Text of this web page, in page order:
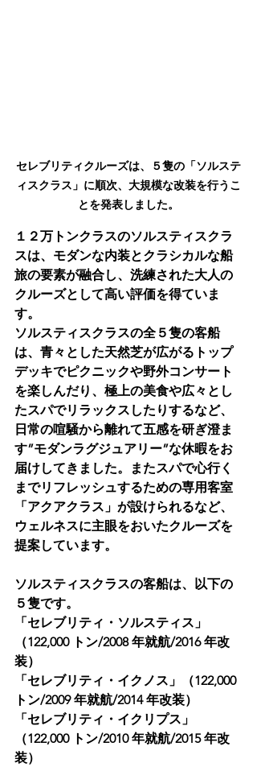
セレブリティクルーズは、５隻の「ソルステ
ィスクラス」に順次、大規模な改装を行うこ
とを発表しました。
１２万トンクラスのソルスティスクラ
スは、モダンな内装とクラシカルな船
旅の要素が融合し、洗練された大人の
クルーズとして高い評価を得ていま
す。
ソルスティスクラスの全５隻の客船
は、青々とした天然芝が広がるトップ
デッキでピクニックや野外コンサート
を楽しんだり、極上の美食や広々とし
たスパでリラックスしたりするなど、
日常の喧騒から離れて五感を研ぎ澄ま
す”モダンラグジュアリー”な休暇をお
届けしてきました。またスパで心行く
までリフレッシュするための専用客室
「アクアクラス」が設けられるなど、
ウェルネスに主眼をおいたクルーズを
提案しています。
ソルスティスクラスの客船は、以下の
５隻です。
「セレブリティ・ソルスティス」
（122,000 トン/2008 年就航/2016 年改
装）
「セレブリティ・イクノス」（122,000
トン/2009 年就航/2014 年改装）
「セレブリティ・イクリプス」
（122,000 トン/2010 年就航/2015 年改
装）